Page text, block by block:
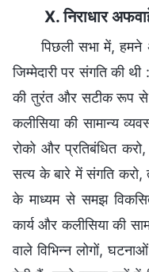
X. निराधार
पिछली सभा में,
जिम्मेदारी पर संगति की
की तुरंत और सटीक रूप से
कलीसिया की सामान्य
रोको और प्रतिबंधित
सत्य के बारे में संगति करो,
के माध्यम से समझ
कार्य और कलीसिया की
वाले विभिन्न लोगों,